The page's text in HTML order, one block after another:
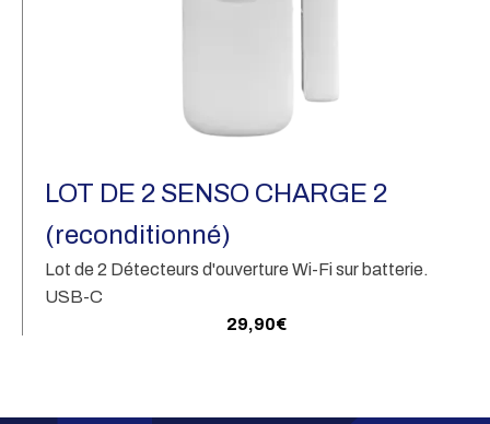
LOT DE 2 SENSO CHARGE 2
(reconditionné)
Lot de 2 Détecteurs d'ouverture Wi-Fi sur batterie.
USB-C
29,90€